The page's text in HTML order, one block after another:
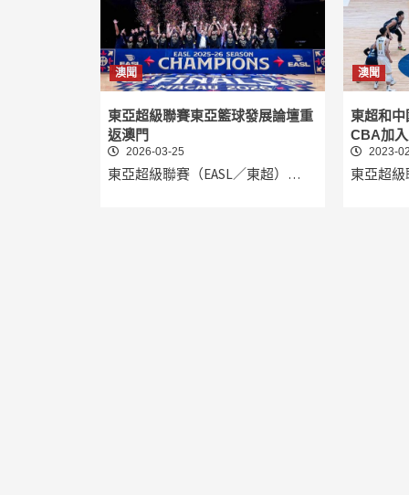
澳聞
東亞超級聯賽東亞籃球發展論壇重
返澳門
2026-03-25
東亞超級聯賽（EASL／東超）…
澳聞
東超和
CBA加
2023-
東亞超